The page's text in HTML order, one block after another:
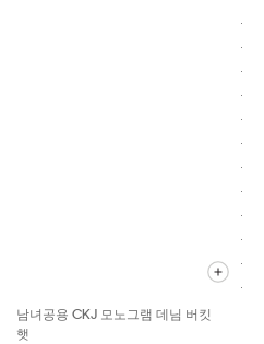
남녀공용 CKJ 모노그램 데님 버킷
햇